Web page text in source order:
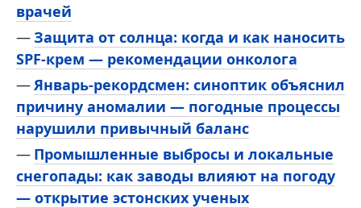
врачей
Защита от солнца: когда и как наносить
SPF-крем — рекомендации онколога
Январь-рекордсмен: синоптик объяснил
причину аномалии — погодные процессы
нарушили привычный баланс
Промышленные выбросы и локальные
снегопады: как заводы влияют на погоду
— открытие эстонских ученых